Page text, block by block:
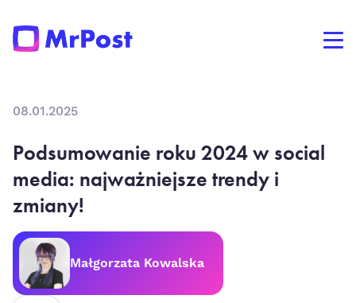
08.01.2025
Podsumowanie roku 2024 w social
media: najważniejsze trendy i
zmiany!
Małgorzata Kowalska